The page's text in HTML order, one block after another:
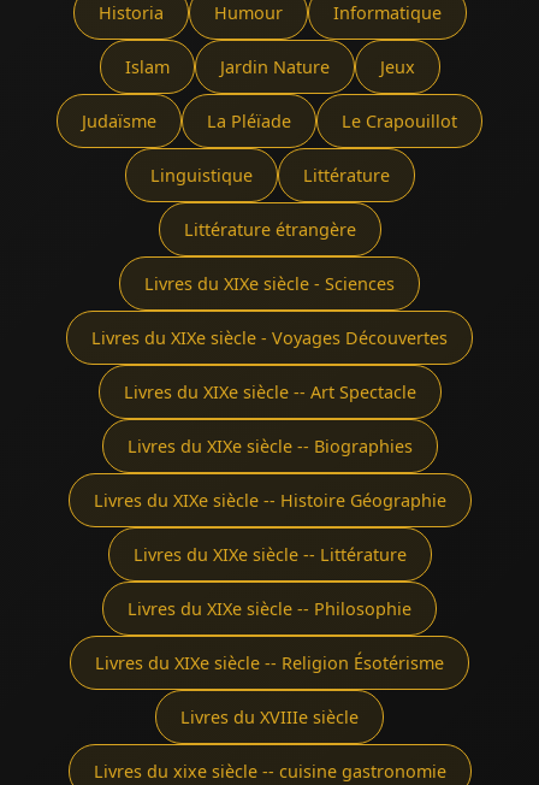
Historia Humour Informatique
Islam Jardin Nature Jeux
Judaïsme La Pléïade Le Crapouillot
Linguistique Littérature
Littérature étrangère
Livres du XIXe siècle - Sciences
Livres du XIXe siècle - Voyages Découvertes
Livres du XIXe siècle -- Art Spectacle
Livres du XIXe siècle -- Biographies
Livres du XIXe siècle -- Histoire Géographie
Livres du XIXe siècle -- Littérature
Livres du XIXe siècle -- Philosophie
Livres du XIXe siècle -- Religion Ésotérisme
Livres du XVIIIe siècle
Livres du xixe siècle -- cuisine gastronomie